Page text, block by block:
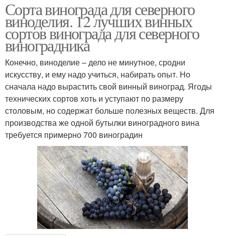
Сорта винограда для северного
виноделия. 12 лучших винных
сортов винограда для северного
виноградника
Конечно, виноделие – дело не минутное, сродни
искусству, и ему надо учиться, набирать опыт. Но
сначала надо вырастить свой винный виноград. Ягоды
технических сортов хоть и уступают по размеру
столовым, но содержат больше полезных веществ. Для
производства же одной бутылки виноградного вина
требуется примерно 700 виноградин